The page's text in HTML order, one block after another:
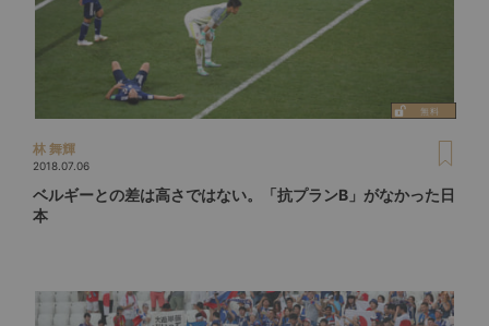
林 舞輝
2018.07.06
ベルギーとの差は高さではない。「抗プランB」がなかった日
本